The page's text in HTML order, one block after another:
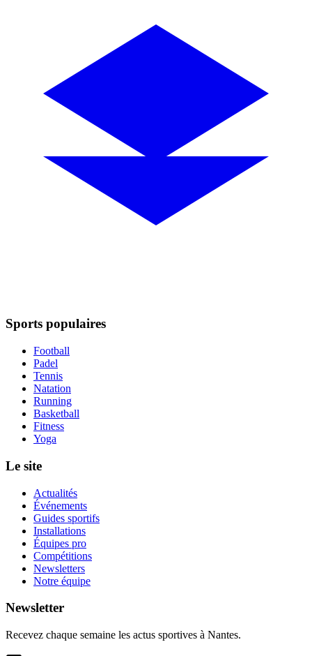
Sports populaires
Football
Padel
Tennis
Natation
Running
Basketball
Fitness
Yoga
Le site
Actualités
Événements
Guides sportifs
Installations
Équipes pro
Compétitions
Newsletters
Notre équipe
Newsletter
Recevez chaque semaine les actus sportives à Nantes.